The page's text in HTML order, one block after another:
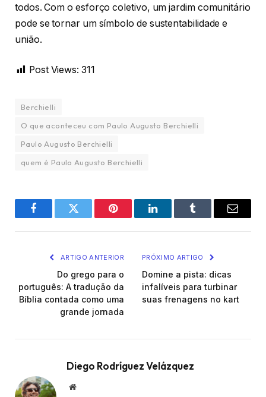
todos. Com o esforço coletivo, um jardim comunitário
pode se tornar um símbolo de sustentabilidade e
união.
Post Views: 311
Berchielli
O que aconteceu com Paulo Augusto Berchielli
Paulo Augusto Berchielli
quem é Paulo Augusto Berchielli
FacebookTwitter Pinterest LinkedInTumblr Email
ARTIGO ANTERIOR
Do grego para o
português: A tradução da
Bíblia contada como uma
grande jornada
PRÓXIMO ARTIGO
Domine a pista: dicas
infalíveis para turbinar
suas frenagens no kart
Diego Rodríguez Velázquez
Website